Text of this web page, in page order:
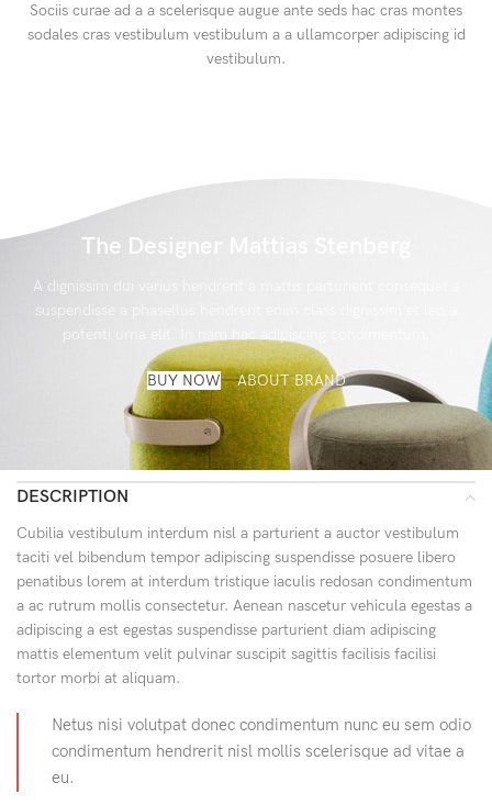
Sociis curae ad a a scelerisque augue ante seds hac cras montes
sodales cras vestibulum vestibulum a a ullamcorper adipiscing id
vestibulum.
The Designer Mattias Stenberg
A dignissim dui varius hendrerit a mattis parturient consequat a
suspendisse a phasellus hendrerit enim class dignissim et leo a
potenti urna elit. In nam hac adipiscing condimentum.
BUY NOW ABOUT BRAND
DESCRIPTION
Cubilia vestibulum interdum nisl a parturient a auctor vestibulum
taciti vel bibendum tempor adipiscing suspendisse posuere libero
penatibus lorem at interdum tristique iaculis redosan condimentum
a ac rutrum mollis consectetur. Aenean nascetur vehicula egestas a
adipiscing a est egestas suspendisse parturient diam adipiscing
mattis elementum velit pulvinar suscipit sagittis facilisis facilisi
tortor morbi at aliquam.
Netus nisi volutpat donec condimentum nunc eu sem odio
condimentum hendrerit nisl mollis scelerisque ad vitae a
eu.